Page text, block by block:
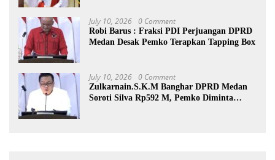
July 10, 2026 0 Comment
Robi Barus : Fraksi PDI Perjuangan DPRD
Medan Desak Pemko Terapkan Tapping Box
July 10, 2026 0 Comment
Zulkarnain.S.K.M Banghar DPRD Medan
Soroti Silva Rp592 M, Pemko Diminta